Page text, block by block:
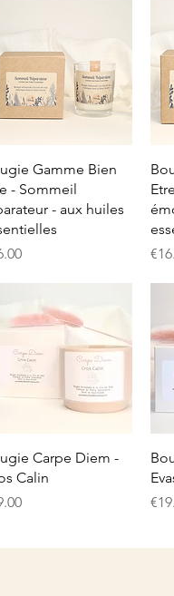
Quick View
Gamme Bien
- Sommeil
- aux huiles
Quick View
Carpe Diem -
Calin